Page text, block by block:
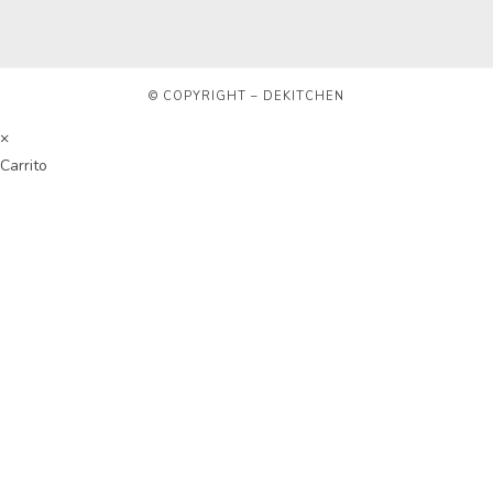
© COPYRIGHT – DEKITCHEN
×
Carrito